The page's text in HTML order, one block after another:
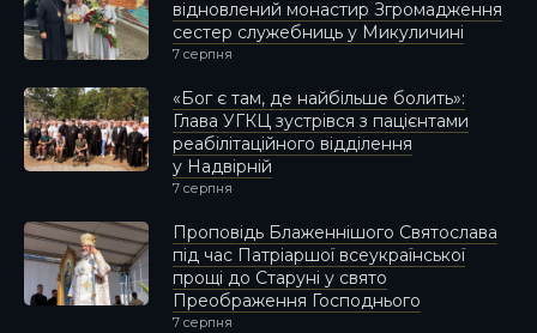
відновлений монастир Згромадження
сестер служебниць у Микуличині
7 серпня
«Бог є там, де найбільше болить»:
Глава УГКЦ зустрівся з пацієнтами
реабілітаційного відділення
у Надвірній
7 серпня
Проповідь Блаженнішого Святослава
під час Патріаршої всеукраїнської
прощі до Старуні у свято
Преображення Господнього
7 серпня